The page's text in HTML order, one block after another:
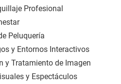
Profesional
Peluquería
y Entornos Interactivos
y Tratamiento de Imagen
y Espectáculos